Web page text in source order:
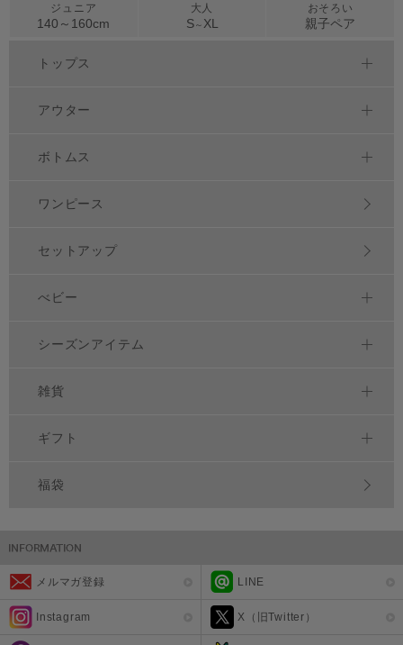
ジュニア
140～ 160cm
大人
S～ XL
おそろい
親子ペア
トップス
アウター
ボトムス
ワンピース
セットアップ
べビー
シーズンアイテム
雑貨
ギフト
福袋
メルマガ登録 LINE
Instagram X（旧Twitter）